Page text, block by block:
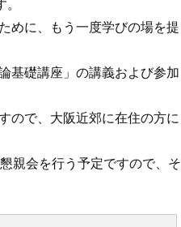
めに、もう一度学びの場を提
基礎講座」の講義および参加
ので、大阪近郊に在住の方に
親会を行う予定ですので、そ